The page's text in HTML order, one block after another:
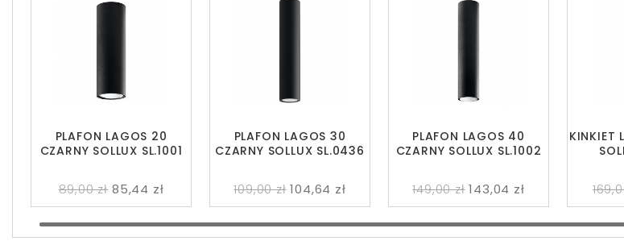
PLAFON LAGOS 30
CZARNY SOLLUX SL.0436
109,00 zł 104,64 zł
KINKIET
PLAFON LAGOS 20
CZARNY SOLLUX SL.1001
89,00 zł 85,44 zł
PLAFON LAGOS 40
CZARNY SOLLUX SL.1002
149,00 zł 143,04 zł